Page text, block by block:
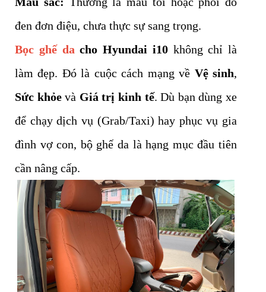
đen đơn điệu, chưa thực sự sang trọng.
Bọc ghế da cho Hyundai i10không chỉ là
làm đẹp. Đó là cuộc cách mạng về Vệ sinh,
Sức khỏevà Giá trị kinh tế. Dù bạn dùng xe
để chạy dịch vụ (Grab/Taxi) hay phục vụ gia
đình vợ con, bộ ghế da là hạng mục đầu tiên
cần nâng cấp.